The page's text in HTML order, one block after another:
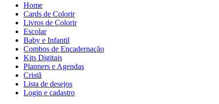
Home
Cards de Colorir
Livros de Colorir
Escolar
Baby e Infantil
Combos de Encadernação
Kits Digitais
Planners e Agendas
Cristã
Lista de desejos
Login e cadastro